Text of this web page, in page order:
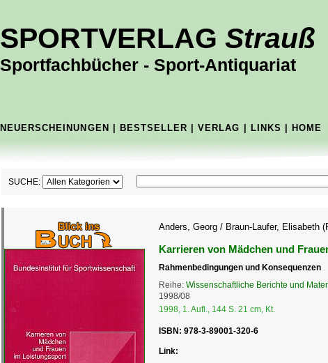
SPORTVERLAG Strauß
Sportfachbücher - Sport-Antiquariat
NEUERSCHEINUNGEN BESTSELLER |VERLAG LINKS HOME
SUCHE:
Anders, Georg / Braun-Laufer, Elisabeth
Karrieren von Mädchen und
Rahmenbedingungen und Konsequenzen
Reihe: Wissenschaftliche Berichte und
1998/08
1998, 1. Aufl., 144 S. 21 cm, Kt.
ISBN: 978-3-89001-320-6
Link: